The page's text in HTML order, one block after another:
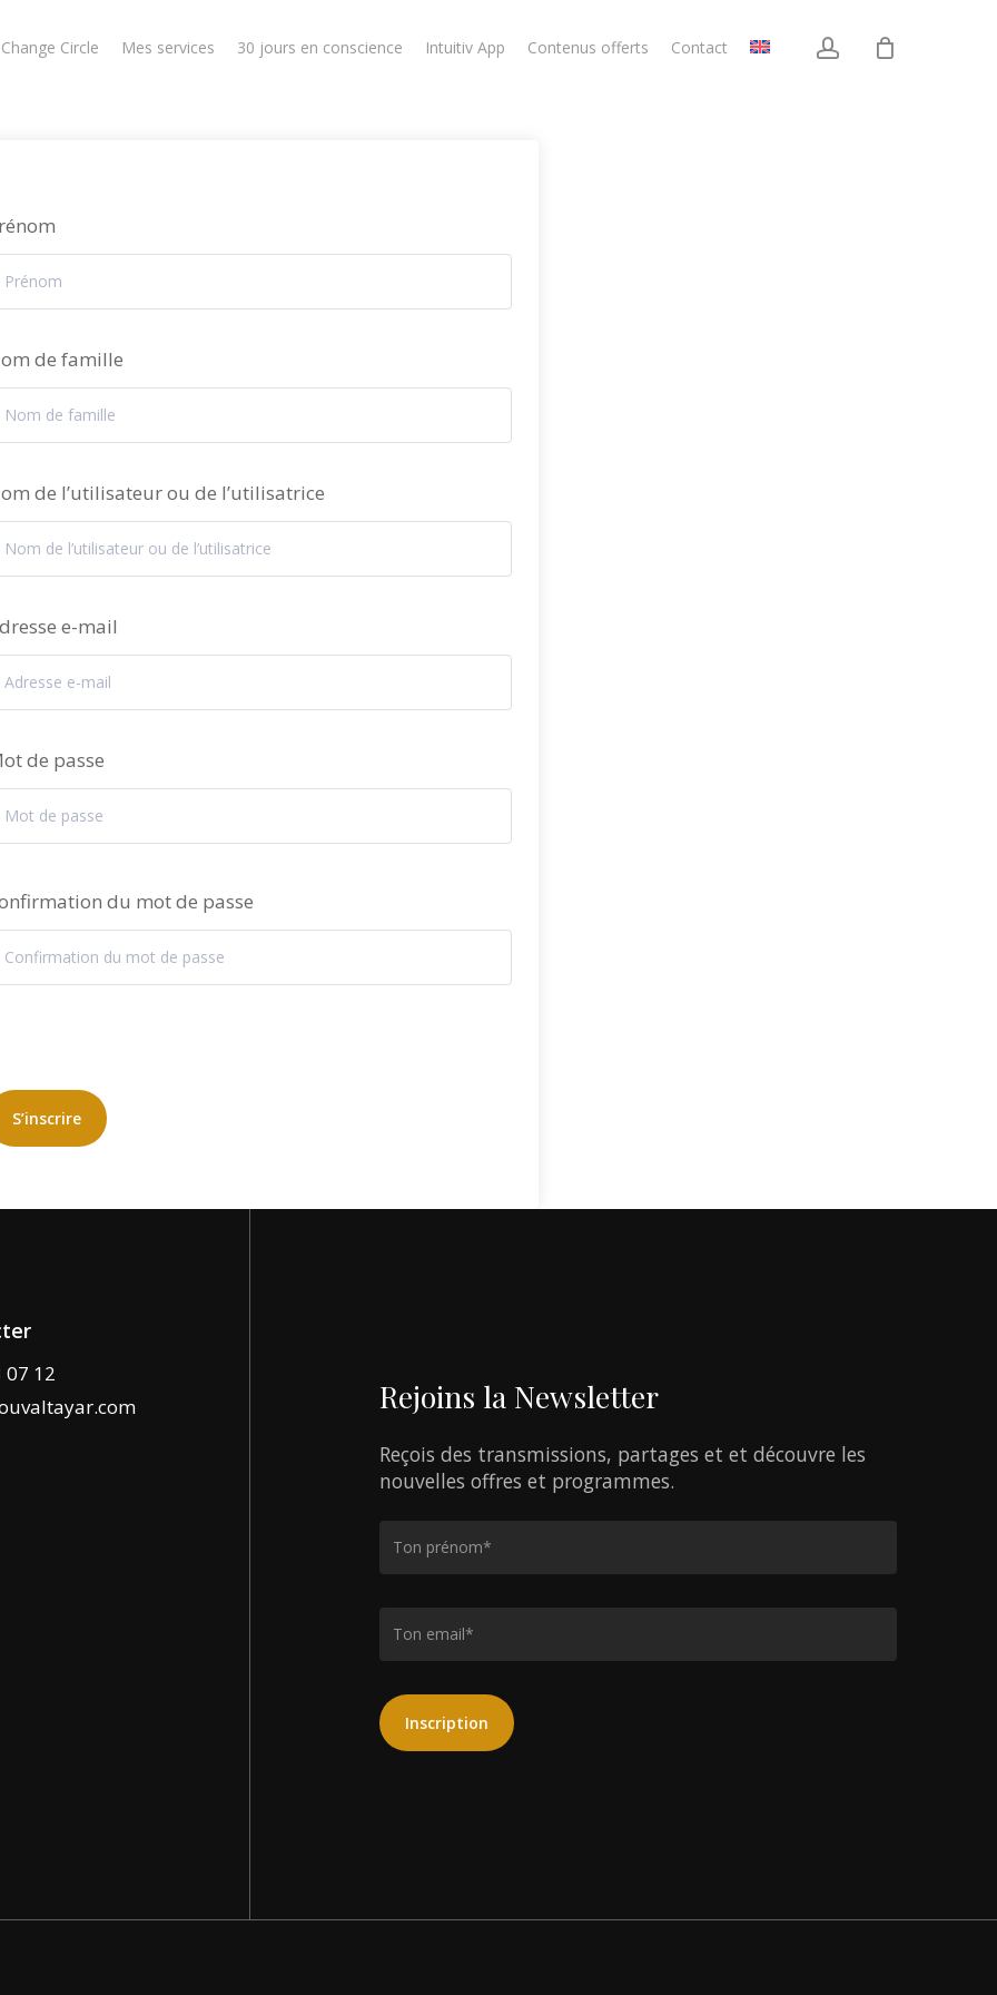
Circle Mes services 30 jours en conscience Intuitiv App Contenus offerts Contact account
de famille
de l’utilisateur ou de l’utilisatrice
e-mail
de passe
du mot de passe
S’inscrire
07 12
Rejoins la Newsletter
Reçois des transmissions, partages et et découvre les
nouvelles offres et programmes.